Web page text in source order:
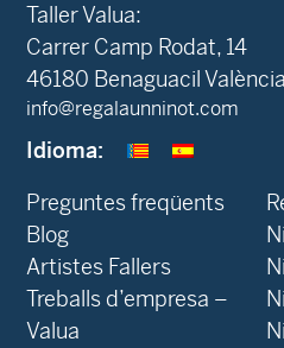
Taller Valua:
Carrer Camp Rodat, 14
46180 Benaguacil València
info@regalaunninot.com
Idioma:
Preguntes freqüents
Blog
‍Artistes Fallers
Treballs d’empresa –
Valua